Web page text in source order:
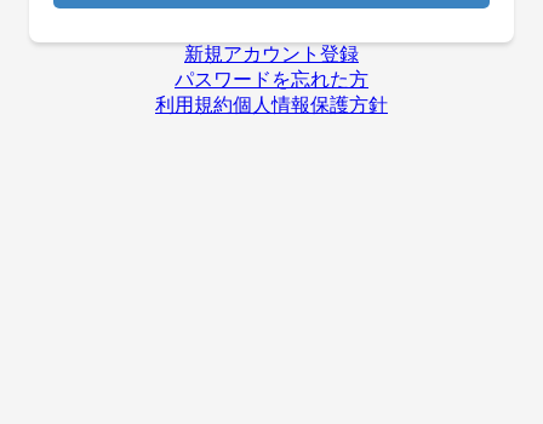
新規アカウント登録
パスワードを忘れた方
利用規約個人情報保護方針